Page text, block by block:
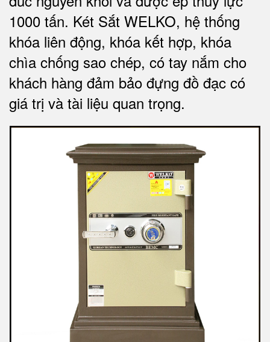
1000 tấn. Két Sắt WELKO, hệ thống
khóa liên động, khóa kết hợp, khóa
chìa chống sao chép, có tay nắm cho
khách hàng đảm bảo đựng đồ đạc có
giá trị và tài liệu quan trọng.